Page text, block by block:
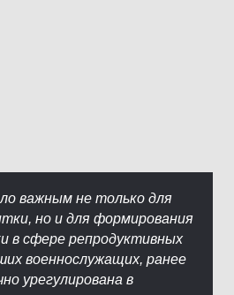
важным не только для
но и для формирования
в сфере репродуктивных
военнослужащих, ранее
урегулирована в